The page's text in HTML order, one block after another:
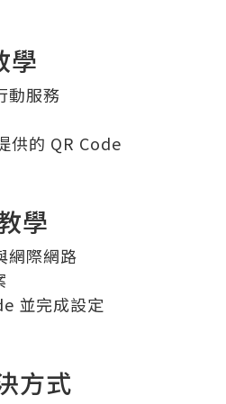
學
動服務
供的 QR Code
學
網際網路
並完成設定
方式